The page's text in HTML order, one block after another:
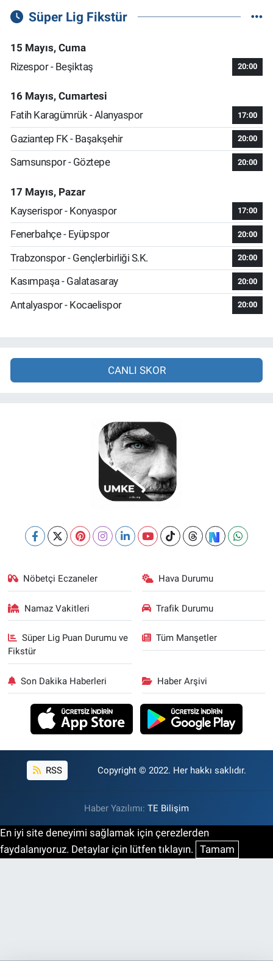
Süper Lig Fikstür
15 Mayıs, Cuma
Rizespor - Beşiktaş
20:00
16 Mayıs, Cumartesi
Fatih Karagümrük - Alanyaspor
17:00
Gaziantep FK - Başakşehir 20:00
Samsunspor - Göztepe 20:00
17 Mayıs, Pazar
Kayserispor - Konyaspor
17:00
Fenerbahçe - Eyüpspor 20:00
Trabzonspor - Gençlerbirliği S.K. 20:00
Kasımpaşa - Galatasaray 20:00
Antalyaspor - Kocaelispor 20:00
CANLI SKOR
Nöbetçi Eczaneler Hava Durumu
Namaz Vakitleri Trafik Durumu
Süper Lig Puan Durumu ve
Fikstür
Tüm Manşetler
Son Dakika Haberleri Haber Arşivi
RSS Copyright © 2022. Her hakkı saklıdır.
Haber Yazılımı: TE Bilişim
En iyi site deneyimi sağlamak için çerezlerden
faydalanıyoruz. Detaylar için lütfen tıklayın. Tamam